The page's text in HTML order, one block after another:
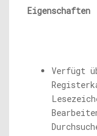
Eigenschaften
Verfügt